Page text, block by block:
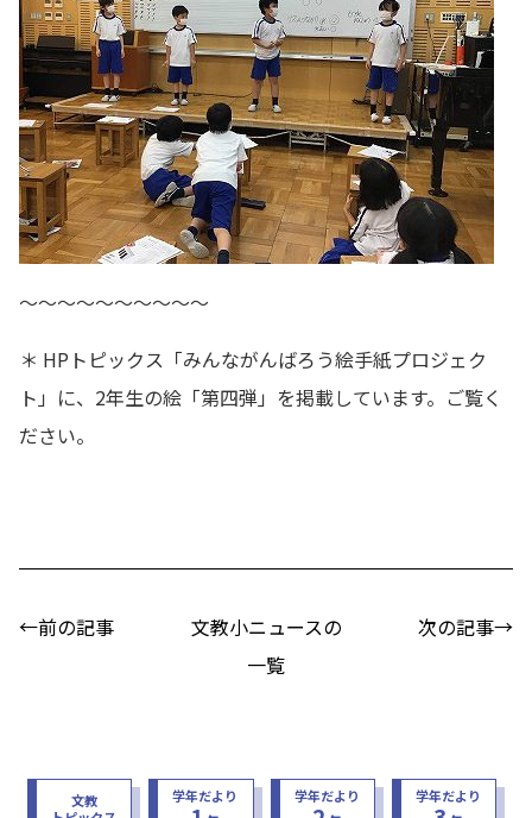
～～～～～～～～～～
＊ HPトピックス「みんながんばろう絵手紙プロジェク
ト」に、2年生の絵「第四弾」を掲載しています。ご覧く
ださい。
←前の記事
文教小ニュースの
一覧
次の記事→
文教
学年だより 学年だより 学年だより